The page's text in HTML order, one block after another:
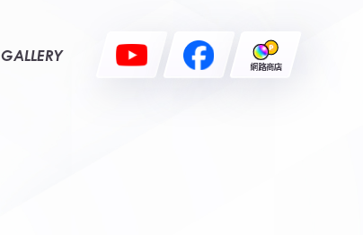
GALLERY
網路商店